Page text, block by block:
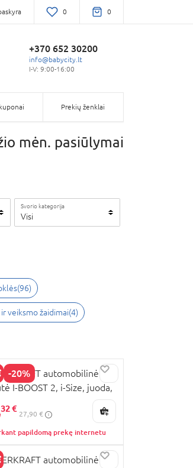
0 0
+370 652 30200
info@babycity.lt
I-V: 9:00-16:00
Prekių ženklai
mėn. pasiūlymai
Svorio kategorija
Visi
(96)
veiksmo žaidimai(4)
-20%
PREKĖ
automobilinė
I-BOOST 2, i-Size, juoda,
32 €
27,90 €
papildomą prekę internetu
automobilinė